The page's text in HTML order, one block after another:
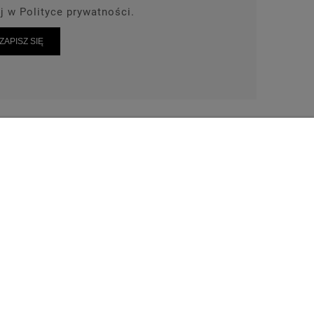
w Polityce prywatności.
ZAPISZ SIĘ
TEL: 664-028-239